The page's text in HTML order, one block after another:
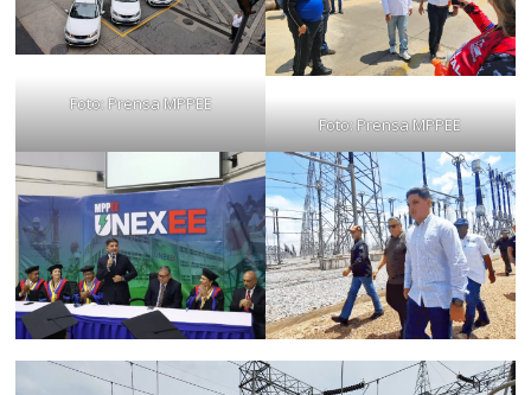
Foto: Prensa MPPEE
Foto: Prensa MPPEE